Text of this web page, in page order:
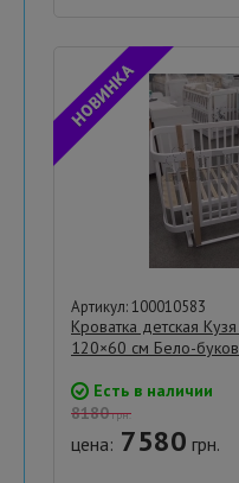
Артикул: 100010583
Кроватка детская
120×60 см Бело-
Есть в наличии
8180грн.
цена: 7580 грн.